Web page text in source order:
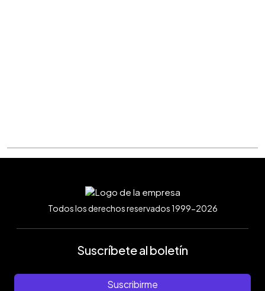
Todos los derechos reservados 1999-2026
Suscríbete al boletín
Suscribirme